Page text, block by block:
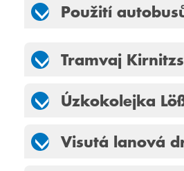
Použití
Tramvaj
Úzkokolejka
Visutá lanová